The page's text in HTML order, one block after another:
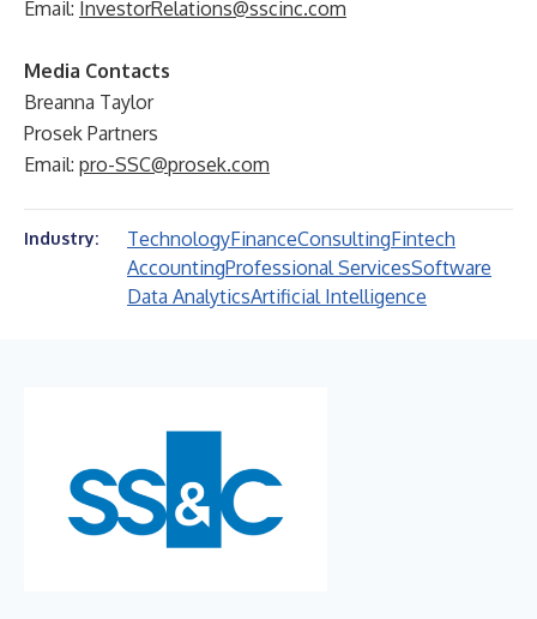
Email: InvestorRelations@sscinc.com
Media Contacts
Breanna Taylor
Prosek Partners
Email: pro-SSC@prosek.com
Industry: TechnologyFinanceConsultingFintech
AccountingProfessional ServicesSoftware
Data AnalyticsArtificial Intelligence